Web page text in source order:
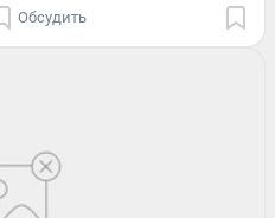
Обсудить